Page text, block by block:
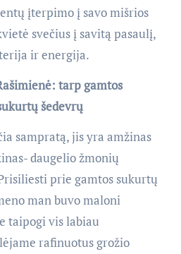
įterpimo į savo mišrios
svečius į savitą pasaulį,
ir energija.
tarp gamtos
šedevrų
sampratą, jis yra amžinas
daugelio žmonių
prie gamtos sukurtų
man buvo maloni
taipogi vis labiau
rafinuotus grožio